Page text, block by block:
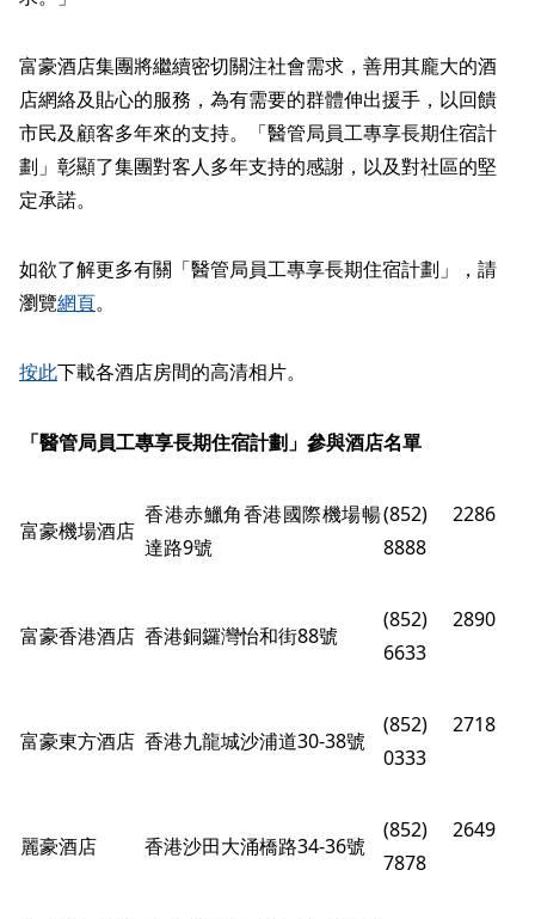
富豪酒店集團將繼續密切關注社會需求，善用其龐大的酒
店網絡及貼心的服務，為有需要的群體伸出援手，以回饋
市民及顧客多年來的支持。「醫管局員工專享長期住宿計
劃」彰顯了集團對客人多年支持的感謝，以及對社區的堅
定承諾。
如欲了解更多有關「醫管局員工專享長期住宿計劃」，請
瀏覽網頁。
按此下載各酒店房間的高清相片。
「醫管局員工專享長期住宿計劃」參與酒店名單
富豪機場酒店
香港赤鱲角香港國際機場暢
達路9號
(852) 2286
8888
富豪香港酒店 香港銅鑼灣怡和街88號
(852) 2890
6633
富豪東方酒店 香港九龍城沙浦道30-38號
(852) 2718
0333
麗豪酒店 香港沙田大涌橋路34-36號
(852) 2649
7878